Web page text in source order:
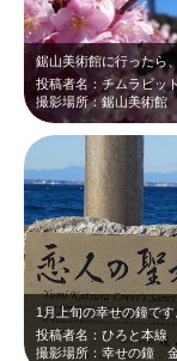
投稿者名：チムラビッ
撮影場所：鋸山美術館
投稿者名：ひろと本線
撮影場所：幸せの鐘